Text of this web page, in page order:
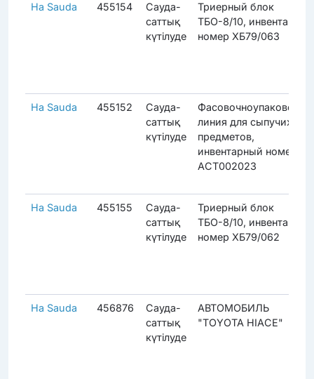
На Sauda 455154
Сауда-
саттық
күтілуде
Триерный блок
ТБО-8/10, инвентарный
номер ХБ79/063
На Sauda 455152
Сауда-
саттық
күтілуде
линия для сыпучих
предметов,
инвентарный номер
АСТ002023
На Sauda 455155
Сауда-
саттық
күтілуде
Триерный блок
ТБО-8/10, инвентарный
номер ХБ79/062
На Sauda 456876
Сауда-
саттық
күтілуде
АВТОМОБИЛЬ
"TOYOTA HIACE"